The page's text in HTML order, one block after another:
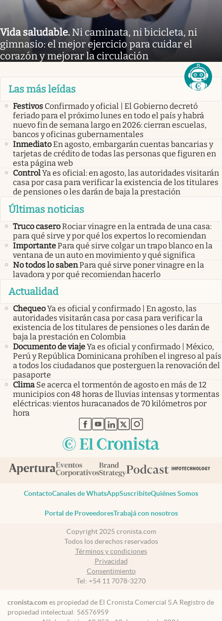
Vida saludable. Ni caminata, ni bicicleta, ni
gimnasio: el mejor ejercicio para cuidar el
corazón y mejorar la circulación
Las más leídas
Festivos Confirmado y oficial | El Gobierno decretó
feriado para el próximo lunes en todo el país y habrá
nuevo fin de semana largo en 2026: cierran escuelas,
bancos y oficinas gubernamentales
InmediatoEn agosto, embargarán cuentas bancarias y
tarjetas de crédito de todas las personas que figuren en
esta página web
ControlYa es oficial: en agosto, las autoridades visitarán
casa por casa para verificar la existencia de los titulares
de pensiones o les darán de baja la prestación
Últimas noticias
Truco caseroRociar vinagre en la entrada de una casa:
para qué sirve y por qué los expertos lo recomiendan
ImportantePara qué sirve colgar un trapo blanco en la
ventana de un auto en movimiento y qué significa
No todos lo sabenPara qué sirve poner vinagre en la
lavadora y por qué recomiendan hacerlo
Actualidad
ChequeoYa es oficial y confirmado | En agosto, las
autoridades visitarán casa por casa para verificar la
existencia de los titulares de pensiones o les darán de
baja la prestación en Colombia
Documento de viajeYa es oficial y confirmado | México,
Perú y República Dominicana prohíben el ingreso al país
a todos los ciudadanos que posterguen la renovación del
pasaporte
Clima Se acerca el tormentón de agosto en más de 12
municipios con 48 horas de lluvias intensas y tormentas
eléctricas: vientos huracanados de 70 kilómetros por
hora
abre en nueva pestaña
abre en nueva pestaña
abre en nueva pestaña
abre en nueva pestaña
abre en nueva pestaña
ContactoCanales de WhatsAppSuscribiteQuiénes Somos
Portal de ProveedoresTrabajá con nosotros
Copyright 2025 cronista.com
Todos los derechos reservados
Términos y condiciones
Privacidad
Consentimiento
Tel: +54 11 7078-3270
cronista.com es propiedad de El Cronista Comercial S.A Registro de
propiedad intelectual: 56576959